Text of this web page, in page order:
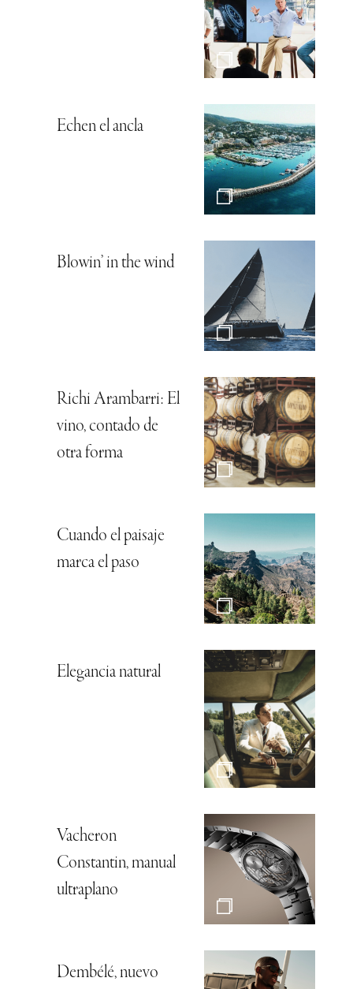
Echen el ancla
Blowin’ in the wind
Richi Arambarri: El
vino, contado de
otra forma
Cuando el paisaje
marca el paso
Elegancia natural
Vacheron
Constantin, manual
ultraplano
Dembélé, nuevo